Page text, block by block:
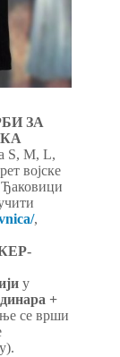
ЗА
S, M, L,
војске
,
у
+
се врши